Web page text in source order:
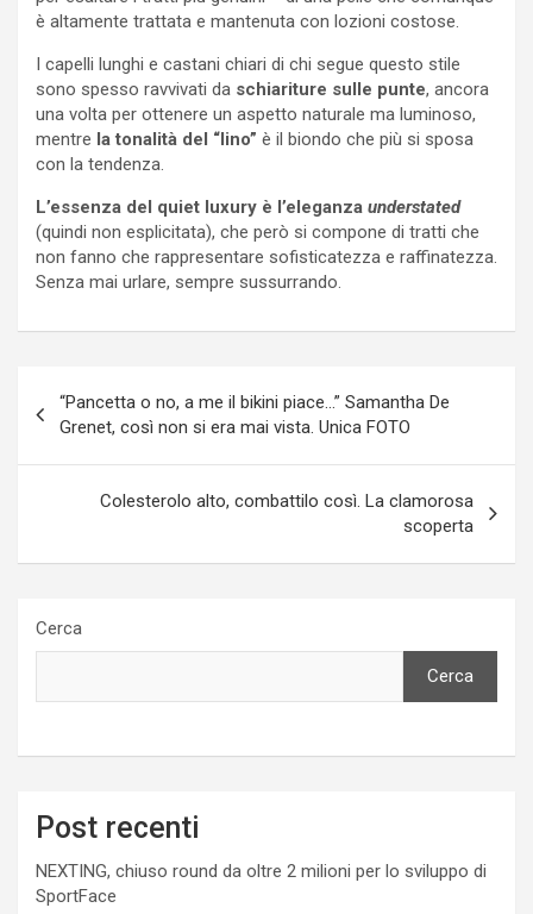
è altamente trattata e mantenuta con lozioni costose.
I capelli lunghi e castani chiari di chi segue questo stile
sono spesso ravvivati da schiariture sulle punte, ancora
una volta per ottenere un aspetto naturale ma luminoso,
mentre la tonalità del “lino” è il biondo che più si sposa
con la tendenza.
L’essenza del quiet luxury è l’eleganza understated
(quindi non esplicitata), che però si compone di tratti che
non fanno che rappresentare sofisticatezza e raffinatezza.
Senza mai urlare, sempre sussurrando.
articoli
“Pancetta o no, a me il bikini piace…” Samantha De
Grenet, così non si era mai vista. Unica FOTO
Colesterolo alto, combattilo così. La clamorosa
scoperta
Cerca
Cerca
Post recenti
NEXTING, chiuso round da oltre 2 milioni per lo sviluppo di
SportFace